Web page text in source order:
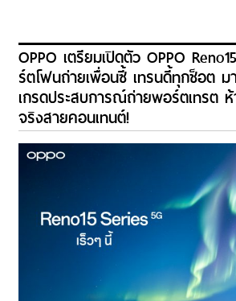
OPPO เตรียมเปิดตัว OPPO
ร์ตโฟนถ่ายเพื่อนซี้ เทรนดี้ทุกช็อต
เกรดประสบการณ์ถ่ายพอร์ตเทรต
จริงสายคอนเทนต์!